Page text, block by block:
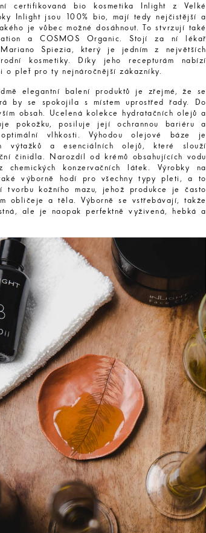
certifikovaná bio kosmetika Inlight z Velké
Inlight jsou 100% bio, mají tedy nejčistější a
je vůbec možné dosáhnout. To stvrzují také
a COSMOS Organic. Stojí za ní lékař
Spiezia, který je jedním z největších
kosmetiky. Díky jeho recepturám nabízí
o pleť pro ty nejnáročnější zákazníky.
elegantní balení produktů je zřejmé, že se
by se spokojila s místem uprostřed řady. Do
obsah. Ucelená kolekce hydratačních olejů a
pokožku, posiluje její ochrannou bariéru a
optimální vlhkosti. Výhodou olejové báze je
výtažků a esenciálních olejů, které slouží
činidla. Narozdíl od krémů obsahujících vodu
konzervačních látek. Výrobky na
výborně hodí pro všechny typy pleti, a to
tvorbu kožního mazu, jehož produkce je často
obličeje a těla. Výborně se vstřebávají, takže
ale je naopak perfektně vyživená, hebká a